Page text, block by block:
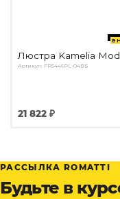
в
Люстра Kamelia
Артикул: FR5446PL-04BS
21 822 ₽
РАССЫЛКА ROMATTI
Будьте в